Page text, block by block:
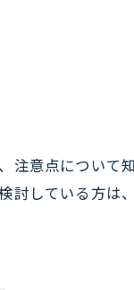
注意点について
討している方は